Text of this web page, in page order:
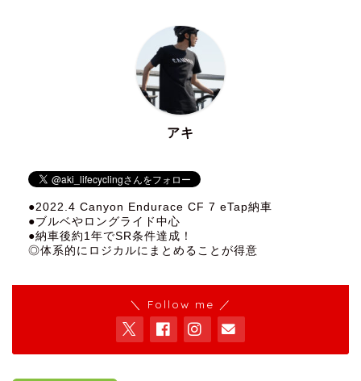
アキ
●2022.4 Canyon Endurace CF 7 eTap納車
●ブルベやロングライド中心
●納車後約1年でSR条件達成！
◎体系的にロジカルにまとめることが得意
＼ Follow me ／